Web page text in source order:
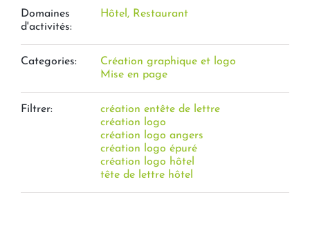
Domaines
d'activités:
Hôtel, Restaurant
Categories:
Création graphique et logo
Mise en page
Filtrer:
création entête de lettre
création logo
création logo angers
création logo épuré
création logo hôtel
tête de lettre hôtel